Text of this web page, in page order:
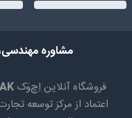
مشاوره
فروشگاه آنلاین اِچ‌وَک
اعتماد از مرکز توسعه